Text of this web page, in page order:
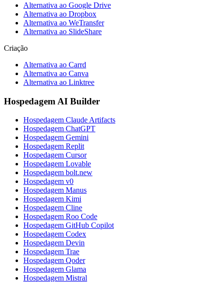
Alternativa ao Google Drive
Alternativa ao Dropbox
Alternativa ao WeTransfer
Alternativa ao SlideShare
Criação
Alternativa ao Carrd
Alternativa ao Canva
Alternativa ao Linktree
Hospedagem AI Builder
Hospedagem Claude Artifacts
Hospedagem ChatGPT
Hospedagem Gemini
Hospedagem Replit
Hospedagem Cursor
Hospedagem Lovable
Hospedagem bolt.new
Hospedagem v0
Hospedagem Manus
Hospedagem Kimi
Hospedagem Cline
Hospedagem Roo Code
Hospedagem GitHub Copilot
Hospedagem Codex
Hospedagem Devin
Hospedagem Trae
Hospedagem Qoder
Hospedagem Glama
Hospedagem Mistral